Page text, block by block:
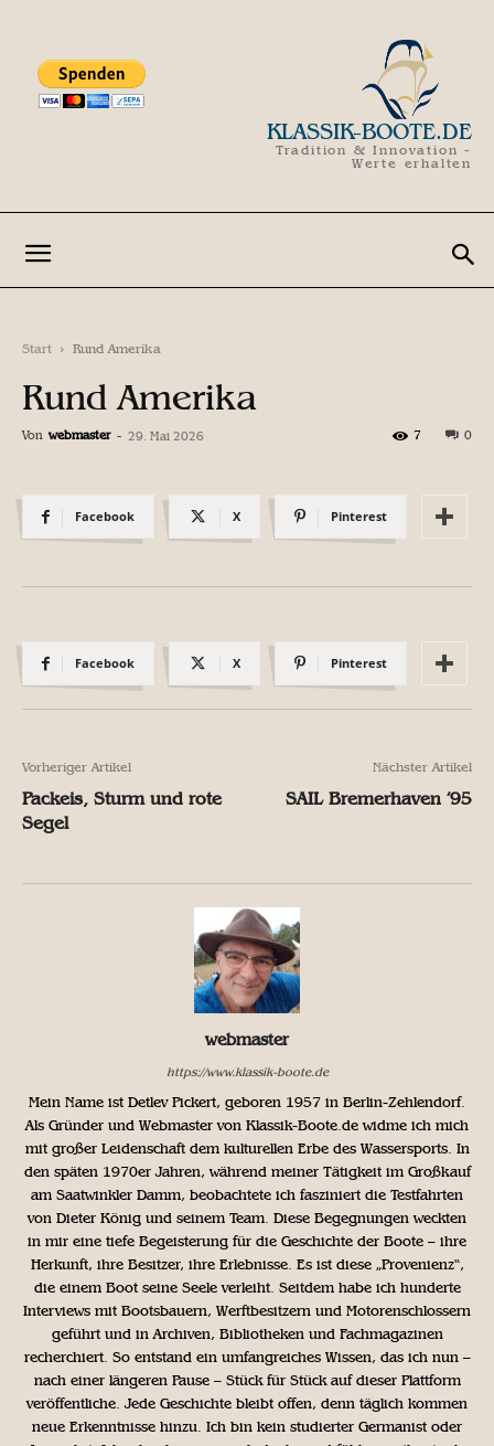
KLASSIK-BOOTE.DE
Tradition & Innovation -
Werte erhalten
Start Rund Amerika
Rund Amerika
Von webmaster - 29. Mai 2026 0
7
Facebook X Pinterest
Facebook X Pinterest
Vorheriger Artikel
Packeis, Sturm und rote
Segel
Nächster Artikel
SAIL Bremerhaven ’95
webmaster
https://www.klassik-boote.de
Mein Name ist Detlev Pickert, geboren 1957 in Berlin-Zehlendorf.
Als Gründer und Webmaster von Klassik-Boote.de widme ich mich
mit großer Leidenschaft dem kulturellen Erbe des Wassersports. In
den späten 1970er Jahren, während meiner Tätigkeit im Großkauf
am Saatwinkler Damm, beobachtete ich fasziniert die Testfahrten
von Dieter König und seinem Team. Diese Begegnungen weckten
in mir eine tiefe Begeisterung für die Geschichte der Boote – ihre
Herkunft, ihre Besitzer, ihre Erlebnisse. Es ist diese „Provenienz“,
die einem Boot seine Seele verleiht. Seitdem habe ich hunderte
Interviews mit Bootsbauern, Werftbesitzern und Motorenschlossern
geführt und in Archiven, Bibliotheken und Fachmagazinen
recherchiert. So entstand ein umfangreiches Wissen, das ich nun –
nach einer längeren Pause – Stück für Stück auf dieser Plattform
veröffentliche. Jede Geschichte bleibt offen, denn täglich kommen
neue Erkenntnisse hinzu. Ich bin kein studierter Germanist oder